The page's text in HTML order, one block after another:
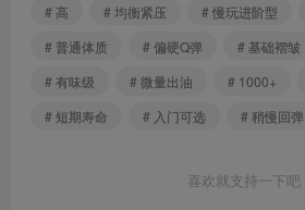
# 高
# 均衡紧压 # 慢玩进阶型
# 普通体质
# 偏硬Q弹 # 基础褶皱
# 有味级
# 微量出油 # 1000+
# 短期寿命
# 入门可选 # 稍慢回弹
喜欢就支持一下吧